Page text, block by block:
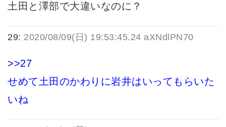
土田と澤部で大違いなのに？
29: 2020/08/09(日) 19:53:45.24 aXNdlPN70
>>27
せめて土田のかわりに岩井はいってもらいた
いね